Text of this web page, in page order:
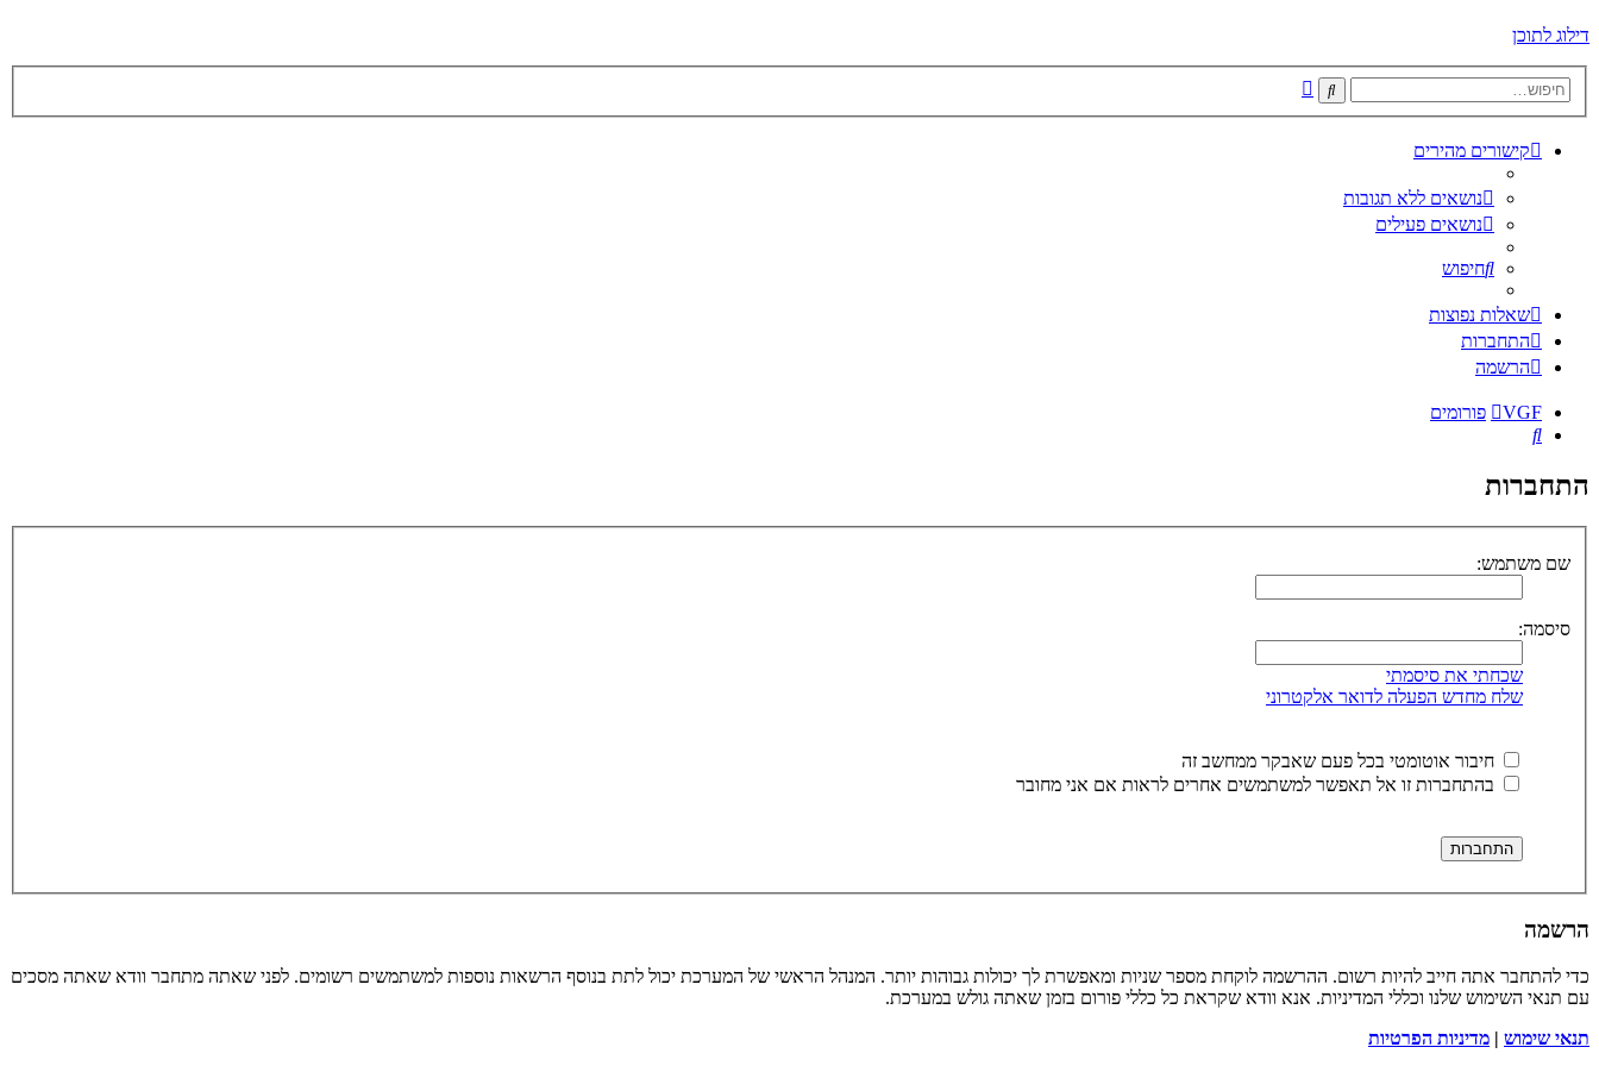
דילוג לתוכן
חיפוש
קישורים מהירים
נושאים ללא תגובות
נושאים פעילים
חיפוש
שאלות נפוצות
התחברות
הרשמה
VGF
פורומים
חיפוש
התחברות
שם משתמש:
סיסמה:
שכחתי את סיסמתי
שלח מחדש הפעלה לדואר אלקטרוני
חיבור אוטומטי בכל פעם שאבקר ממחשב זה
בהתחברות זו אל תאפשר למשתמשים אחרים לראות אם אני מחובר
הרשמה
כדי להתחבר אתה חייב להיות רשום. ההרשמה לוקחת מספר שניות ומאפשרת לך יכולות גבוהות יותר. המנהל הראשי של המערכת יכול לתת בנוסף הרשאות נוספות למשתמשים רשומים. לפני שאתה מתחבר וודא שאתה מסכים
עם תנאי השימוש שלנו וכללי המדיניות. אנא וודא שקראת כל כללי פורום בזמן שאתה גולש במערכת.
תנאי שימוש | מדיניות הפרטיות